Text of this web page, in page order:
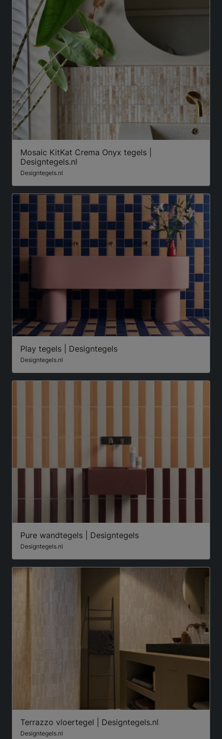
Mosaic KitKat Crema Onyx tegels |
Designtegels.nl
Designtegels.nl
Play tegels | Designtegels
Designtegels.nl
Pure wandtegels | Designtegels
Designtegels.nl
Terrazzo vloertegel | Designtegels.nl
Designtegels.nl